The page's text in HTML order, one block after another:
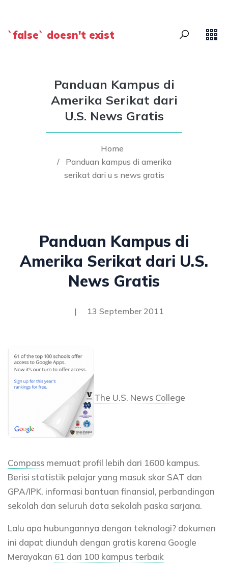
`false` doesn't exist
Panduan Kampus di
Amerika Serikat dari
U.S. News Gratis
Home
/ Panduan kampus di amerika
serikat dari u s news gratis
Panduan Kampus di
Amerika Serikat dari U.S.
News Gratis
| 13 September 2011
The U.S. News College
Compass memuat profil lebih dari 1600 kampus.
Berisi statistik pelajar yang masuk skor SAT dan
GPA/IPK, informasi bantuan finansial, perbandingan
sekolah dan seluruh data sekolah paska sarjana.
Lalu apa hubungannya dengan teknologi? dokumen
ini dapat diunduh dengan gratis karena Google
Merayakan 61 dari 100 kampus terbaik